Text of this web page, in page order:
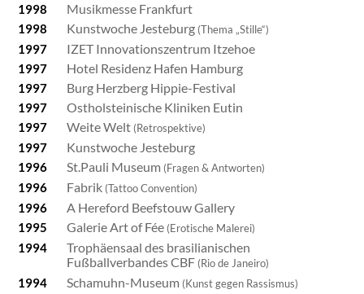
1998 Musikmesse Frankfurt
1998 Kunstwoche Jesteburg (Thema „Stille“)
1997 IZET Innovationszentrum Itzehoe
1997 Hotel Residenz Hafen Hamburg
1997 Burg Herzberg Hippie-Festival
1997 Ostholsteinische Kliniken Eutin
1997 Weite Welt (Retrospektive)
1997 Kunstwoche Jesteburg
1996 St.Pauli Museum (Fragen & Antworten)
1996 Fabrik (Tattoo Convention)
1996 A Hereford Beefstouw Gallery
1995 Galerie Art of Fée (Erotische Malerei)
1994
Trophäensaal des brasilianischen
Fußballverbandes CBF (Rio de Janeiro)
1994 Schamuhn-Museum (Kunst gegen Rassismus)